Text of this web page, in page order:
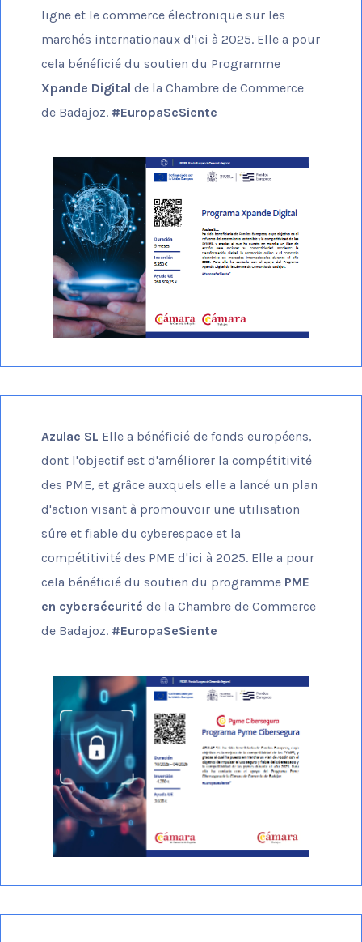
ligne et le commerce électronique sur les
marchés internationaux d'ici à 2025. Elle a pour
cela bénéficié du soutien du Programme
Xpande Digital de la Chambre de Commerce
de Badajoz. #EuropaSeSiente
Azulae SL Elle a bénéficié de fonds européens,
dont l'objectif est d'améliorer la compétitivité
des PME, et grâce auxquels elle a lancé un plan
d'action visant à promouvoir une utilisation
sûre et fiable du cyberespace et la
compétitivité des PME d'ici à 2025. Elle a pour
cela bénéficié du soutien du programme PME
en cybersécurité de la Chambre de Commerce
de Badajoz. #EuropaSeSiente